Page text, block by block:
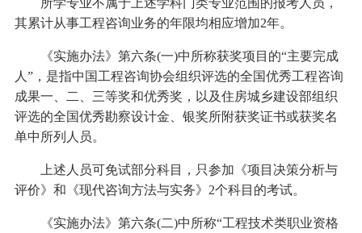
其累计从事工程咨询业务的年限均相应增加2年。
《实施办法》第六条(一)中所称获奖项目的“主要完成
人”，是指中国工程咨询协会组织评选的全国优秀工程咨询
成果一、二、三等奖和优秀奖，以及住房城乡建设部组织
评选的全国优秀勘察设计金、银奖所附获奖证书或获奖名
单中所列人员。
上述人员可免试部分科目，只参加《项目决策分析与
评价》和《现代咨询方法与实务》2个科目的考试。
《实施办法》第六条(二)中所称“工程技术类职业资格